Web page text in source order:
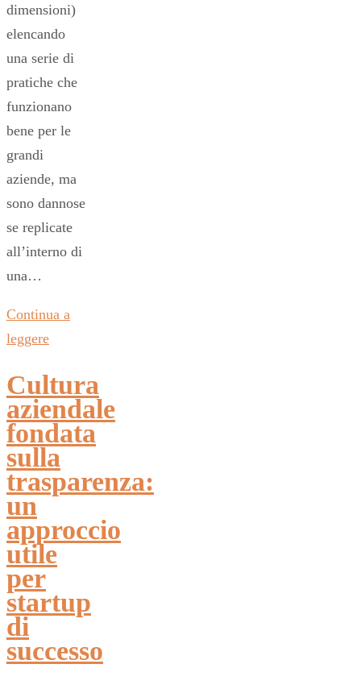
dimensioni)
elencando
una serie di
pratiche che
funzionano
bene per le
grandi
aziende, ma
sono dannose
se replicate
all’interno di
una…
Continua a
leggere
Cultura
aziendale
fondata
sulla
trasparenza:
un
approccio
utile
per
startup
di
successo